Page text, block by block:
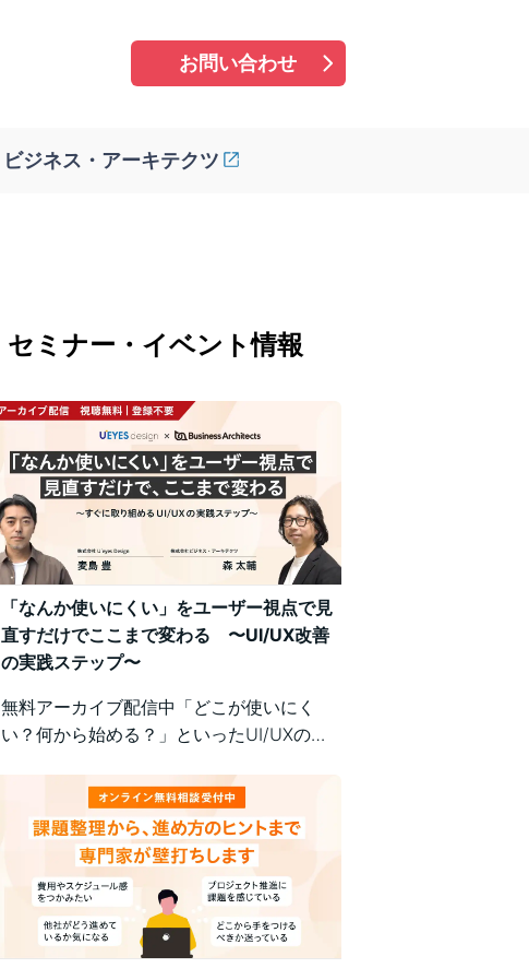
お問い合わせ
ビジネス・アーキテクツ
セミナー・イベント情報
「なんか使いにくい」をユーザー視点で見
直すだけでここまで変わる 〜UI/UX改善
の実践ステップ〜
無料アーカイブ配信中「どこが使いにく
い？何から始める？」といったUI/UXの悩
視点の改善ポイントで解決！組織内の意識
差に悩む方にもおすすめの実践型セミナー
です。